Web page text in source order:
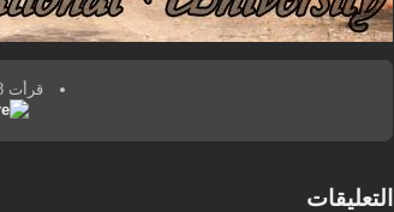
قرأت 538 مرة
التعليقات